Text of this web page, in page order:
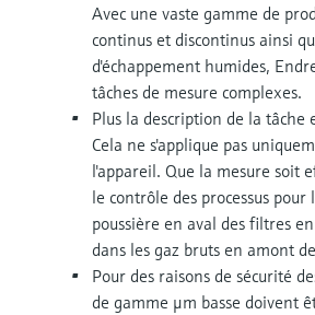
Avec une vaste gamme de
continus et discontinus ainsi
d'échappement humides,
tâches de mesure complexes.
Plus la description de la
Cela ne s'applique pas
l'appareil. Que la mesure soit
le contrôle des processus
poussière en aval des filtres
dans les gaz bruts en amont
Pour des raisons de sécurité
de gamme μm basse doivent